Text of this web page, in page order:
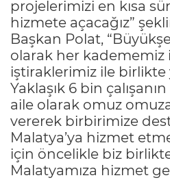
projelerimizi en kısa
hizmete açacağız”
Başkan Polat,
olarak her kadememiz
iştiraklerimiz ile birlikte
Yaklaşık 6 bin
aile olarak omuz
vererek birbirimize
Malatya’ya hizmet
için öncelikle biz
Malatyamıza hizmet